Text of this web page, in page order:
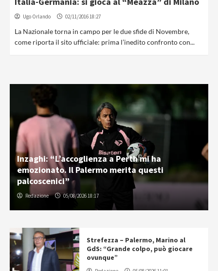
Ugo Orlando 02/11/2016 18:27
La Nazionale torna in campo per le due sfide di Novembre,
come riporta il sito ufficiale: prima l’inedito confronto con...
Inzaghi: “L’accoglienza a Perth mi ha
emozionato. Il Palermo merita questi
palcoscenici”
Redazione 05/08/2026 18:17
Strefezza – Palermo, Marino al
GdS: “Grande colpo, può giocare
ovunque”